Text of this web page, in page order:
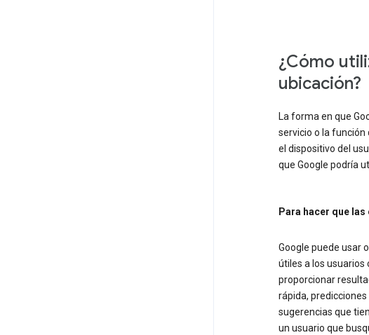
¿Cómo
ubicación?
La forma en que
servicio o la función
el dispositivo del
que Google podría
Para hacer que
Google puede usar
útiles a los usuarios
proporcionar
rápida,
sugerencias que
un usuario que